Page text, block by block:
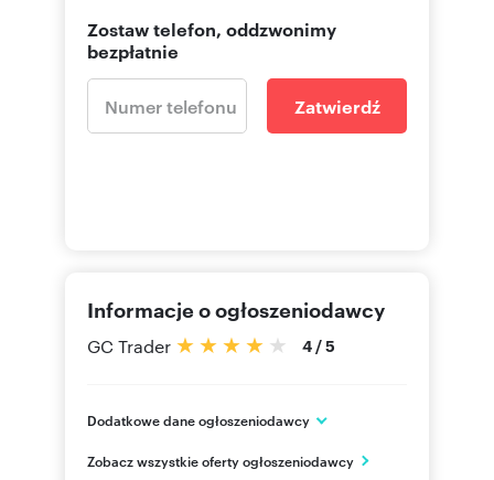
Zostaw telefon, oddzwonimy
bezpłatnie
Zatwierdź
Informacje o ogłoszeniodawcy
GC Trader 4 /5
Dodatkowe dane ogłoszeniodawcy
Warszawa
Zobacz wszystkie oferty ogłoszeniodawcy